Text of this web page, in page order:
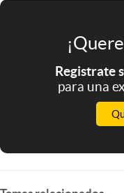
Registrate
para una